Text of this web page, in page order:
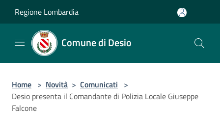
Regione Lombardia
Comune di Desio
Home > Novità > Comunicati >
Desio presenta il Comandante di Polizia Locale Giuseppe
Falcone